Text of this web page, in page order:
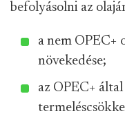
befolyásolni az
a nem OPEC+
növekedése;
az OPEC+